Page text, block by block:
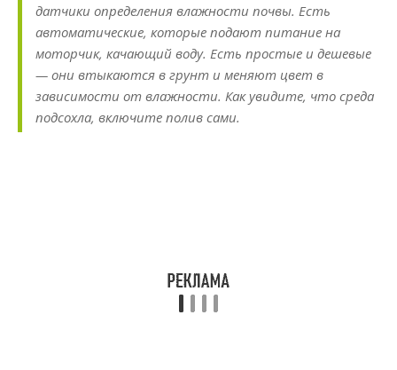
датчики определения влажности почвы. Есть
автоматические, которые подают питание на
моторчик, качающий воду. Есть простые и дешевые
— они втыкаются в грунт и меняют цвет в
зависимости от влажности. Как увидите, что среда
подсохла, включите полив сами.